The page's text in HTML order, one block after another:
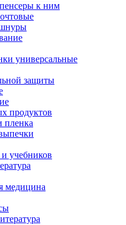
к ним
универсальные
защиты
продуктов
пленка
учебников
медицина